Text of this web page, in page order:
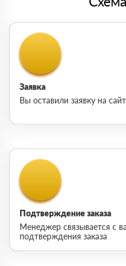
Заявка
Вы оставили заявку на
Подтверждение заказа
Менеджер связывается с
подтверждения заказа